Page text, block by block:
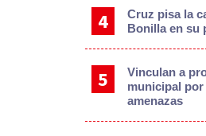
Cruz pisa la
Bonilla en su
Vinculan a
municipal
amenazas